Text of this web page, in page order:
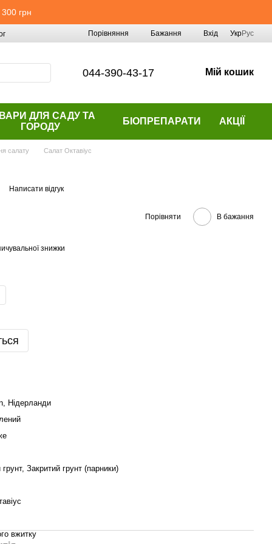
грн
Порівняння Бажання Вхід УкрРус
044-390-43-17 Мій кошик
ДЛЯ САДУ ТА
ГОРОДУ
БІОПРЕПАРАТИ АКЦІЇ
салату Салат Октавіус
Написати відгук
Порівняти В бажання
знижки
Нідерланди
грунт, Закритий грунт (парники)
вжитку